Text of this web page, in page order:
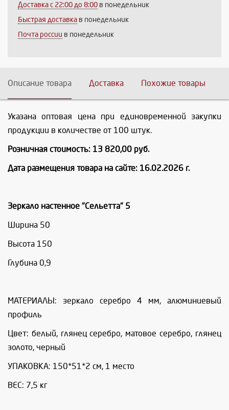
Доставка с 22:00 до 8:00 в понедельник
Быстрая доставка в понедельник
Почта россии в понедельник
Описание товара Доставка Похожие товары
Указана оптовая цена при единовременной закупки
продукции в количестве от 100 штук.
Розничная стоимость: 13 820,00 руб.
Дата размещения товара на сайте: 16.02.2026 г.
Зеркало настенное "Сельетта" 5
Ширина 50
Высота 150
Глубина 0,9
МАТЕРИАЛЫ: зеркало серебро 4 мм, алюминиевый
профиль
Цвет: белый, глянец серебро, матовое серебро, глянец
золото, черный
УПАКОВКА: 150*51*2 см, 1 место
ВЕС: 7,5 кг